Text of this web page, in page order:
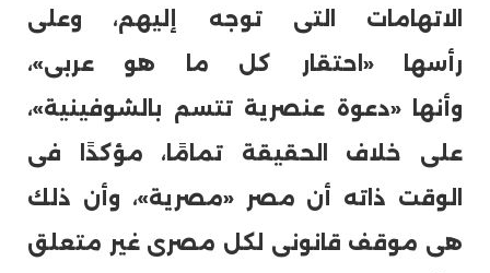
الاتهامات التى توجه إليهم، وعلى
رأسها «احتقار كل ما هو عربى»،
وأنها «دعوة عنصرية تتسم بالشوفينية»،
على خلاف الحقيقة تمامًا، مؤكدًا فى
الوقت ذاته أن مصر «مصرية»، وأن ذلك
هى موقف قانونى لكل مصرى غير متعلق